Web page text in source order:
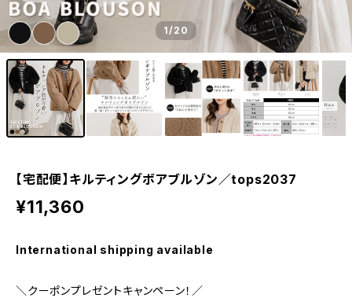
1/20
【宅配便】キルティングボアブルゾン／tops2037
¥11,360
International shipping available
＼クーポンプレゼントキャンペーン！／